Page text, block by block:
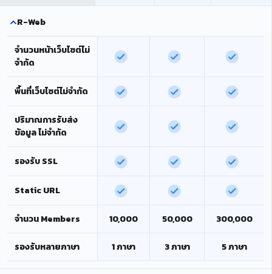
R-Web
จำนวนหน้าเว็บไซต์ไม่
จำกัด
พื้นที่เว็บไซต์ไม่จำกัด
ปริมาณการรับส่ง
ข้อมูล ไม่จำกัด
รองรับ SSL
Static URL
จำนวน Members 10,000 50,000 300,000
รองรับหลายภาษา 1 ภาษา 3 ภาษา 5 ภาษา